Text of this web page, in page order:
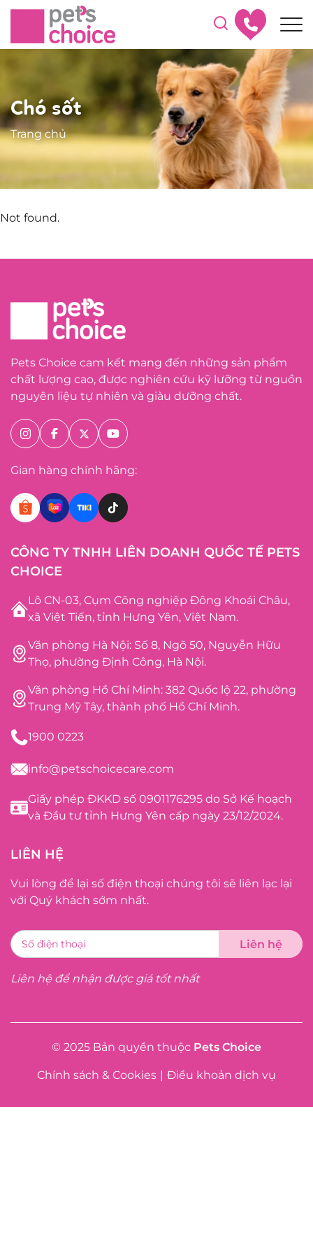
Chó sốt
Trang chủ
Not found.
Pets Choice cam kết mang đến những sản phẩm
chất lượng cao, được nghiên cứu kỹ lưỡng từ nguồn
nguyên liệu tự nhiên và giàu dưỡng chất.
Gian hàng chính hãng:
CÔNG TY TNHH LIÊN DOANH QUỐC TẾ PETS
CHOICE
Lô CN-03, Cụm Công nghiệp Đông Khoái Châu,
xã Việt Tiến, tỉnh Hưng Yên, Việt Nam.
Văn phòng Hà Nội: Số 8, Ngõ 50, Nguyễn Hữu
Thọ, phường Định Công, Hà Nội.
Văn phòng Hồ Chí Minh: 382 Quốc lộ 22, phường
Trung Mỹ Tây, thành phố Hồ Chí Minh.
1900 0223
info@petschoicecare.com
Giấy phép ĐKKD số 0901176295 do Sở Kế hoạch
và Đầu tư tỉnh Hưng Yên cấp ngày 23/12/2024.
LIÊN HỆ
Vui lòng để lại số điện thoại chúng tôi sẽ liên lạc lại
với Quý khách sớm nhất.
Liên hệ để nhận được giá tốt nhất
© 2025 Bản quyền thuộc Pets Choice
Chính sách & Cookies | Điều khoản dịch vụ